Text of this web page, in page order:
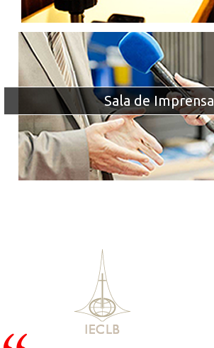
Sala de Imprensa